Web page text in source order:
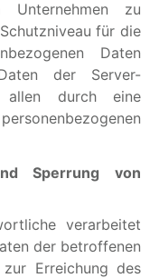
Unternehmen zu
für die
Daten
der Server-
durch eine
Sperrung von
verarbeitet
der betroffenen
Erreichung des